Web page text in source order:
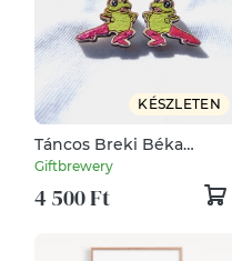
KÉSZLETEN
Táncos Breki Béka
fülbevaló
Giftbrewery
4 500 Ft